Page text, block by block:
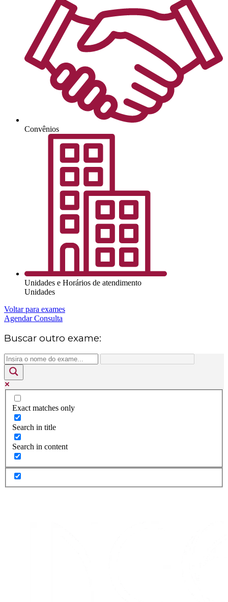
Convênios
Unidades e Horários de atendimento
Unidades
Voltar para exames
Agendar Consulta
Buscar outro exame:
Exact matches only
Search in title
Search in content